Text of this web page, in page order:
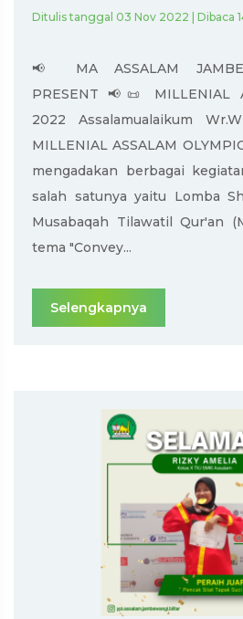
Ditulis tanggal 03 Nov 2022 | Dibaca
📢 MA ASSALAM
PRESENT 📢📜 MILLENIAL
2022 Assalamualaikum
MILLENIAL ASSALAM
mengadakan berbagai
salah satunya yaitu Lomba
Musabaqah Tilawatil Qur'an
tema "Convey...
Selengkapnya